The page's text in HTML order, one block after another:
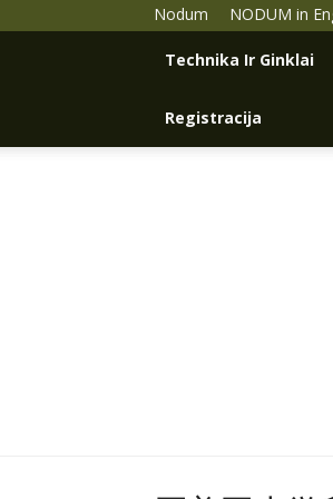
Nodum NODUM in
Technika Ir Ginklai
Registracija